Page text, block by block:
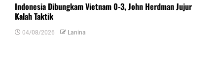
Indonesia Dibungkam Vietnam 0-3, John Herdman Jujur
Kalah Taktik
04/08/2026 Lanina